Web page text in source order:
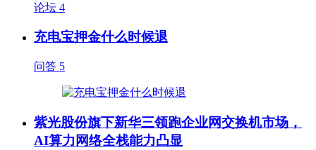
论坛 4
充电宝押金什么时候退
问答 5
紫光股份旗下新华三领跑企业网交换机市场，
AI算力网络全栈能力凸显